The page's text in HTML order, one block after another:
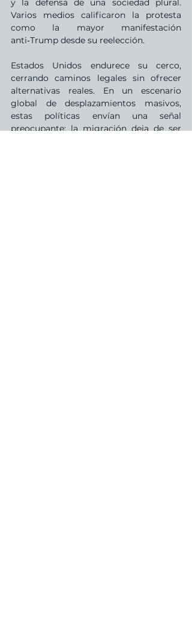
y la defensa de una sociedad plural.
Varios medios calificaron la protesta
como la mayor manifestación
anti‑Trump desde su reelección.
Estados Unidos endurece su cerco,
cerrando caminos legales sin ofrecer
alternativas reales. En un escenario
global de desplazamientos masivos,
estas políticas envían una señal
preocupante: la migración deja de ser